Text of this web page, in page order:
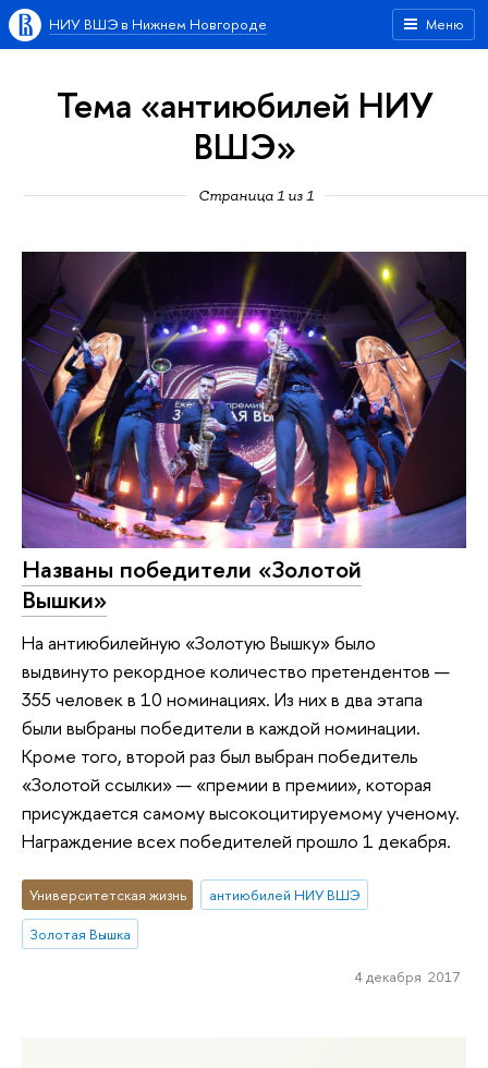
Меню
НИУ ВШЭ в Нижнем Новгороде
Тема «антиюбилей НИУ
ВШЭ»
Страница 1 из 1
Названы победители «Золотой
Вышки»
На антиюбилейную «Золотую Вышку» было
выдвинуто рекордное количество претендентов —
355 человек в 10 номинациях. Из них в два этапа
были выбраны победители в каждой номинации.
Кроме того, второй раз был выбран победитель
«Золотой ссылки» — «премии в премии», которая
присуждается самому высокоцитируемому ученому.
Награждение всех победителей прошло 1 декабря.
Университетская жизнь
антиюбилей НИУ ВШЭ
Золотая Вышка
4 декабря 2017